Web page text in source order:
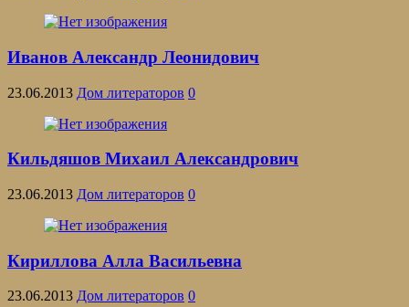
Иванов Александр Леонидович
23.06.2013 Дом литераторов 0
Кильдяшов Михаил Александрович
23.06.2013 Дом литераторов 0
Кириллова Алла Васильевна
23.06.2013 Дом литераторов 0